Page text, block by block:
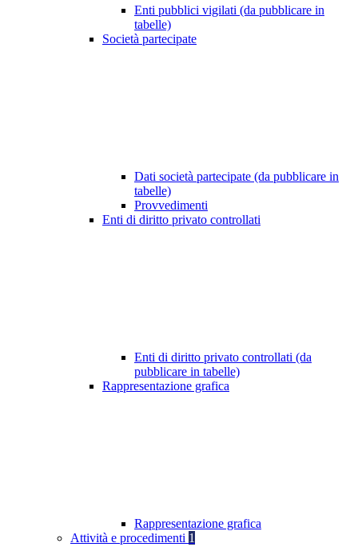
Enti pubblici vigilati (da pubblicare in
tabelle)
Società partecipate
Dati società partecipate (da pubblicare in
tabelle)
Provvedimenti
Enti di diritto privato controllati
Enti di diritto privato controllati (da
pubblicare in tabelle)
Rappresentazione grafica
Rappresentazione grafica
Attività e procedimenti 1